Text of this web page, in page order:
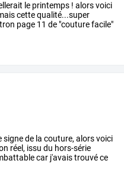
le printemps ! alorsvoici
cettequalité...super
page 11 de "couturefacile"
signede la couture, alorsvoici
réel, issu du hors-série
car j'avaistrouvéce